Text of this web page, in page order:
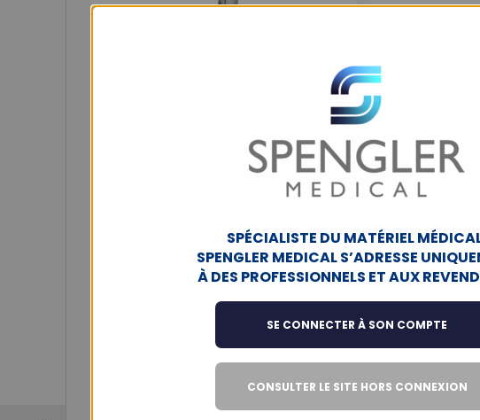
8 cm
IP26408
100% IN-STORE
SPÉCIALISTE DU MATÉRIEL
SPENGLER MEDICAL S’ADRESSE
À DES PROFESSIONNELS ET AUX
SE CONNECTER À SON COMPTE
CONSULTER LE SITE HORS CONNEXION